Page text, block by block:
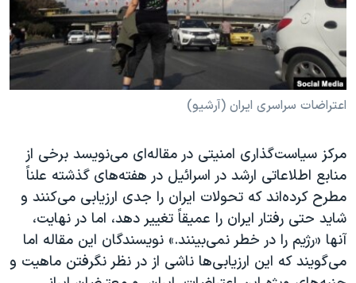
فرهنگ و زندگی
حقوق شهروندی
اقتصادی
علم و فناوری
گالری عکس
آرشیو پخش زنده
مستندها
انتخابات ریاست جمهوری آمریکا ۲۰۲۴
حمله جمهوری اسلامی به اسرائیل
رمز مهسا
اعتراضات زن، زندگی، آزادی
مجموعه مستندهای دادخواهی
تریبونال مردمی آبان ۹۸
دادگاه حمید نوری
چهل سال گروگان‌گیری
دنبال کنید
اعتراضات سراسری ایران (آرشیو)
مرکز سیاست‌گذاری امنیتی در مقاله‌ای می‌نویسد برخی از
منابع اطلاعاتی ارشد در اسرائیل در هفته‌های گذشته علناً
مطرح کرده‌اند که تحولات ایران را جدی ارزیابی می‌کنند و
شاید حتی رفتار ایران را عمیقاً تغییر دهد، اما در نهایت،
آنها «رژیم را در خطر نمی‌بینند.» نویسندگان این مقاله اما
می‌گویند که این ارزیابی‌ها ناشی از در نظر نگرفتن ماهیت و